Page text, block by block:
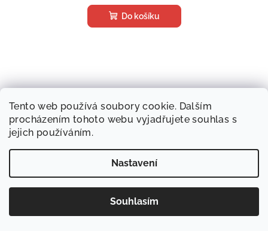
Tento web používá soubory cookie. Dalším
procházením tohoto webu vyjadřujete souhlas s
jejich používáním.
Nastavení
Souhlasím
Do košíku
Nejlepší newsletter pro pejskaře?